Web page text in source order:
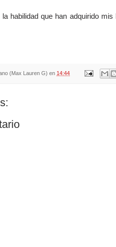
habilidad que han adquirido
(Max Lauren G) en 14:44